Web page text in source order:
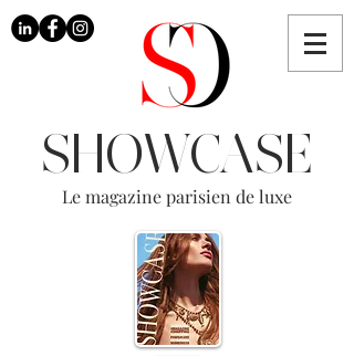
SHOWCASE
Le magazine parisien de luxe